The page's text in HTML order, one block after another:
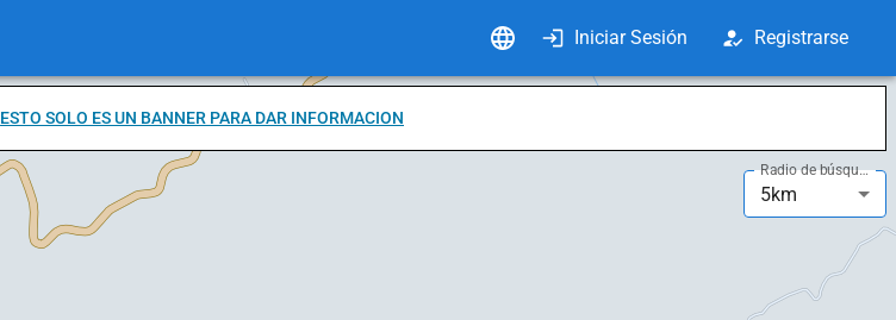
Iniciar Sesión Registrarse
ESTO SOLO ES UN BANNER PARA DAR INFORMACION
Radio de búsqueda
5km